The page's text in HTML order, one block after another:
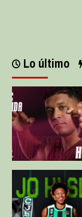
Lo último